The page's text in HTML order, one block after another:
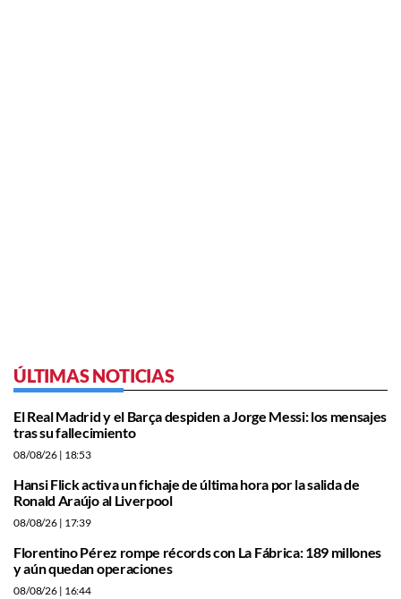
ÚLTIMAS NOTICIAS
El Real Madrid y el Barça despiden a Jorge Messi: los mensajes
tras su fallecimiento
08/08/26 | 18:53
Hansi Flick activa un fichaje de última hora por la salida de
Ronald Araújo al Liverpool
08/08/26 | 17:39
Florentino Pérez rompe récords con La Fábrica: 189 millones
y aún quedan operaciones
08/08/26 | 16:44